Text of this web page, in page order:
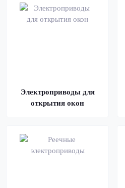
Электроприводы для
открытия окон